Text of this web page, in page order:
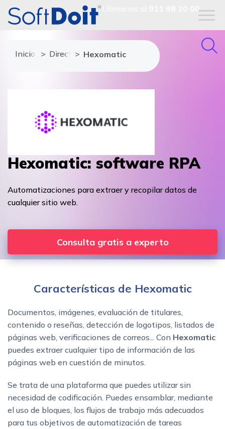
911 98 20 00
Inicio Directorio de proveedores
Hexomatic
Hexomatic: software RPA
Automatizaciones para extraer y recopilar datos de
cualquier sitio web.
Consulta gratis a experto
Características de Hexomatic
Documentos, imágenes, evaluación de titulares,
contenido o reseñas, detección de logotipos, listados de
páginas web, verificaciones de correos... Con Hexomatic
puedes extraer cualquier tipo de información de las
páginas web en cuestión de minutos.
Se trata de una plataforma que puedes utilizar sin
necesidad de codificación. Puedes ensamblar, mediante
el uso de bloques, los flujos de trabajo más adecuados
para tus objetivos de automatización de tareas